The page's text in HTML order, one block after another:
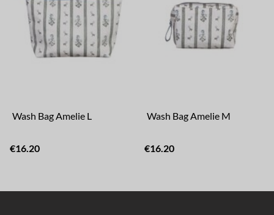
Wash Bag Amelie L
€16.20
Wash Bag Amelie M
€16.20